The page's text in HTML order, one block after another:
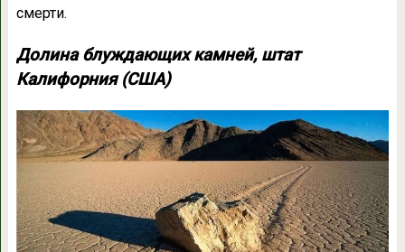
смерти.
Долина блуждающих камней, штат
Калифорния (США)